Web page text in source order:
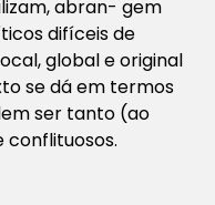
abran- gem
difíceis de
global e original
se dá em termos
ser tanto (ao